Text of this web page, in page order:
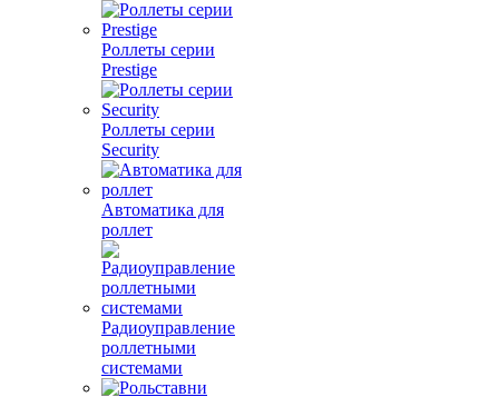
Роллеты серии
Prestige
Роллеты серии
Security
Автоматика для
роллет
Радиоуправление
роллетными
системами